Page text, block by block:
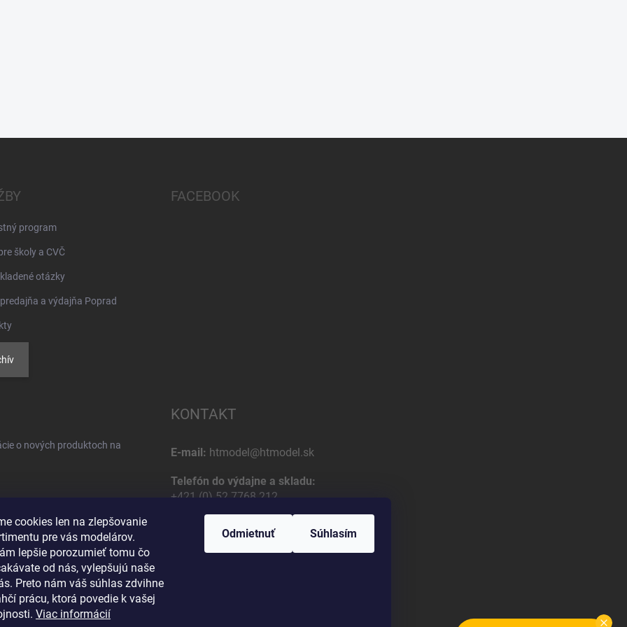
cookies len na zlepšovanie
pre vás modelárov.
lepšie porozumieť tomu čo
od nás, vylepšujú naše
Preto nám váš súhlas zdvihne
prácu, ktorá povedie k vašej
Viac informácií
Odmietnuť Súhlasím
program
školy a CVČ
otázky
a výdajňa Poprad
FACEBOOK
o nových produktoch na
údajov
KONTAKT
E-mail: htmodel@htmodel.sk
Telefón do výdajne a skladu:
+421 (0) 52 7768 212
Na letisko 49